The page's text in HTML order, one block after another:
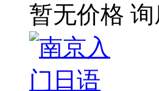
暂无价格